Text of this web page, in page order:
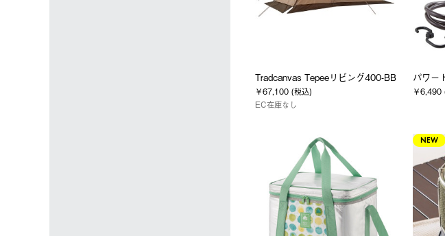
Tradcanvas Tepeeリビング400-BB
￥67,100 (税込)
EC在庫なし
パワー
￥6,490
NEW